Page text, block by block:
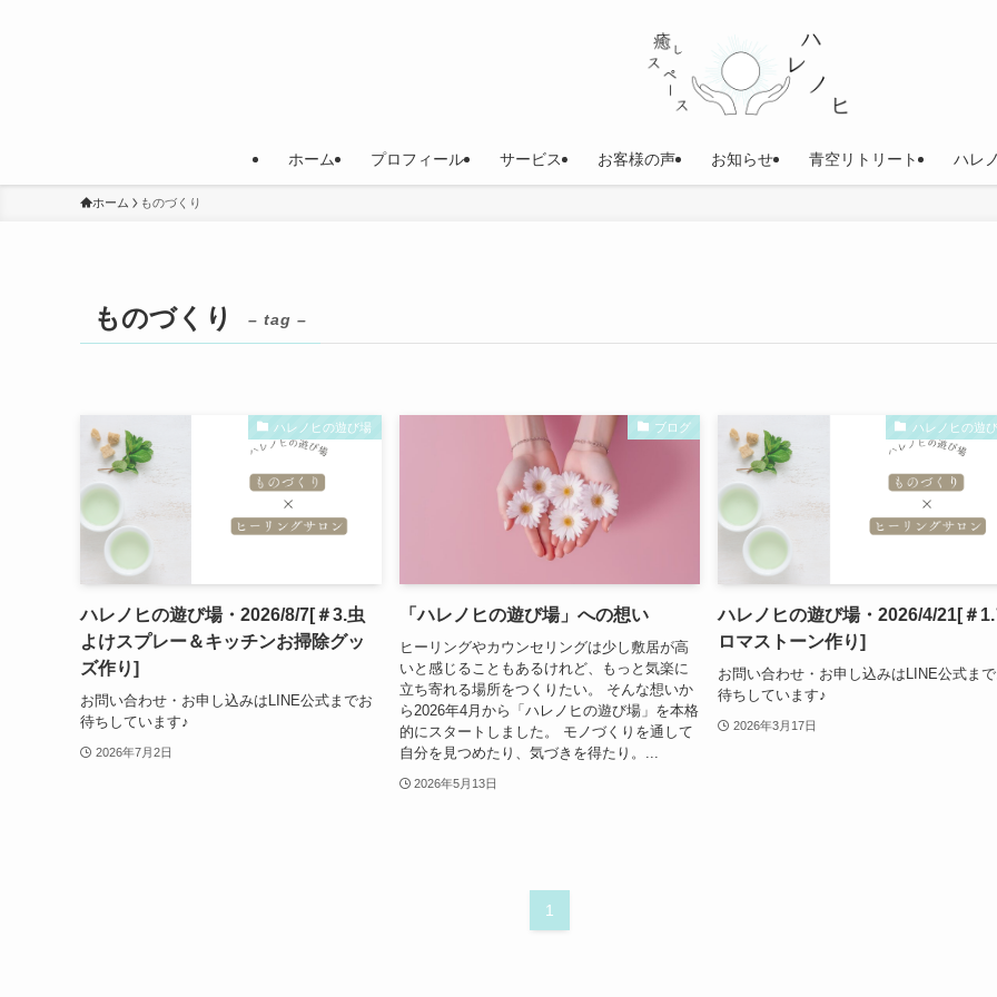
ホーム プロフィール サービス お客様の声 お知らせ 青空リトリート ハレ
ホーム ものづくり
ものづくり – tag –
ハレノヒの遊び場
ハレノヒの遊び場・2026/8/7[＃3.虫
よけスプレー＆キッチンお掃除グッ
ズ作り]
お問い合わせ・お申し込みはLINE公式までお
待ちしています♪
2026年7月2日
ブログ
「ハレノヒの遊び場」への想い
ヒーリングやカウンセリングは少し敷居が高
いと感じることもあるけれど、もっと気楽に
立ち寄れる場所をつくりたい。 そんな想いか
ら2026年4月から「ハレノヒの遊び場」を本格
的にスタートしました。 モノづくりを通して
自分を見つめたり、気づきを得たり。...
2026年5月13日
ハレノヒの遊
ハレノヒの遊び場・2026/4/21[＃
ロマストーン作り]
お問い合わせ・お申し込みはLINE公式ま
待ちしています♪
2026年3月17日
1